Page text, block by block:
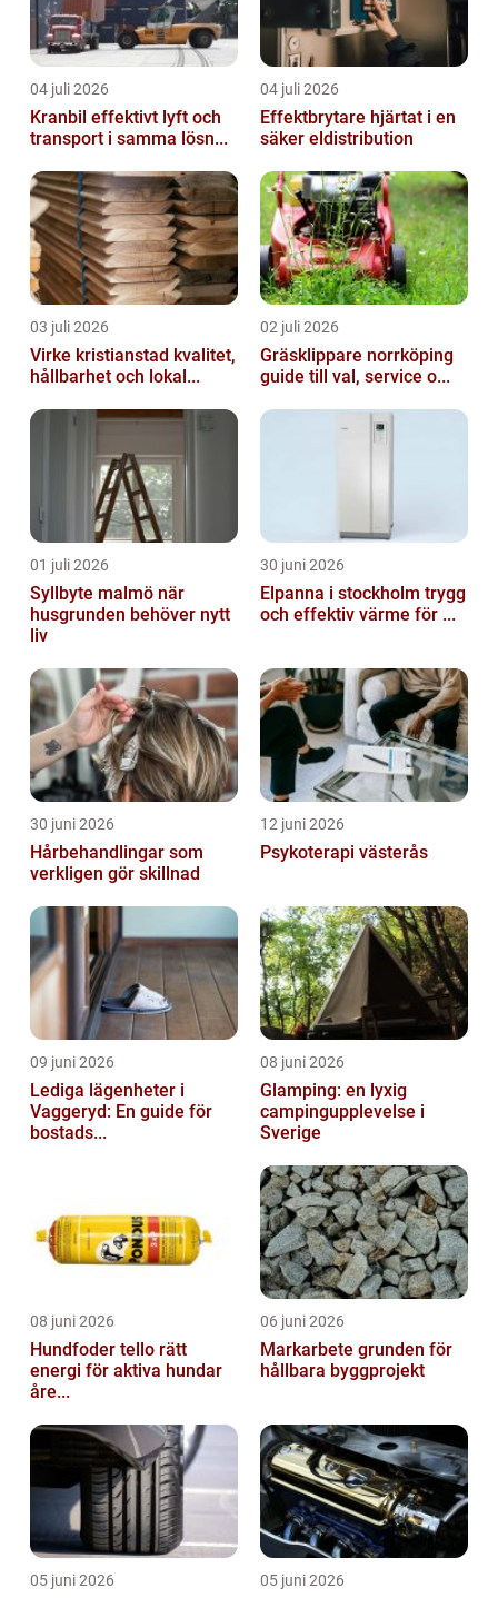
04 juli 2026
Kranbil effektivt lyft och
transport i samma lösn...
04 juli 2026
Effektbrytare hjärtat i en
säker eldistribution
03 juli 2026
Virke kristianstad kvalitet,
hållbarhet och lokal...
02 juli 2026
Gräsklippare norrköping
guide till val, service o...
01 juli 2026
Syllbyte malmö när
husgrunden behöver nytt
liv
30 juni 2026
Elpanna i stockholm trygg
och effektiv värme för ...
30 juni 2026
Hårbehandlingar som
verkligen gör skillnad
12 juni 2026
Psykoterapi västerås
09 juni 2026
Lediga lägenheter i
Vaggeryd: En guide för
bostads...
08 juni 2026
Glamping: en lyxig
campingupplevelse i
Sverige
08 juni 2026
Hundfoder tello rätt
energi för aktiva hundar
åre...
06 juni 2026
Markarbete grunden för
hållbara byggprojekt
05 juni 2026 05 juni 2026